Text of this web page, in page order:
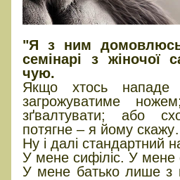
"Я з ним
семінарі з жіночої
чую.
Якщо хтось
загрожуватиме
зґвалтувати; або
потягне – я йому
Ну і далі стандартний
У мене сифіліс. У мене
У мене батько лише з